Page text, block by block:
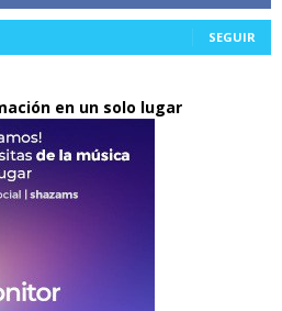
SEGUIR
en un solo lugar